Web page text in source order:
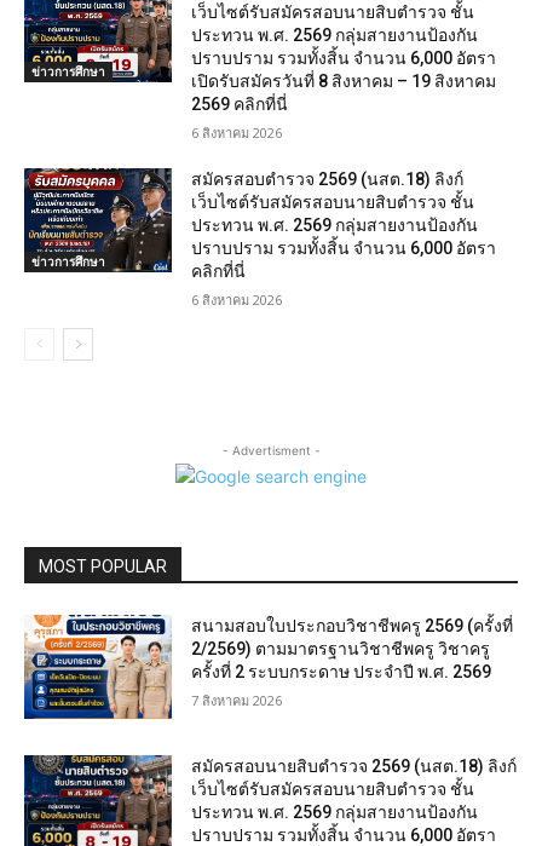
ข่าวการศึกษา
เว็บไซต์รับสมัครสอบนายสิบตำรวจ ชั้น
ประทวน พ.ศ. 2569 กลุ่มสายงานป้องกัน
ปราบปราม รวมทั้งสิ้น จำนวน 6,000 อัตรา
เปิดรับสมัครวันที่ 8 สิงหาคม – 19 สิงหาคม
2569 คลิกที่นี่
6 สิงหาคม 2026
ข่าวการศึกษา
สมัครสอบตํารวจ 2569 (นสต.18) ลิงก์
เว็บไซต์รับสมัครสอบนายสิบตำรวจ ชั้น
ประทวน พ.ศ. 2569 กลุ่มสายงานป้องกัน
ปราบปราม รวมทั้งสิ้น จำนวน 6,000 อัตรา
คลิกที่นี่
6 สิงหาคม 2026
- Advertisment -
MOST POPULAR
สนามสอบใบประกอบวิชาชีพครู 2569 (ครั้งที่
2/2569) ตามมาตรฐานวิชาชีพครู วิชาครู
ครั้งที่ 2 ระบบกระดาษ ประจำปี พ.ศ. 2569
7 สิงหาคม 2026
สมัครสอบนายสิบตำรวจ 2569 (นสต.18) ลิงก์
เว็บไซต์รับสมัครสอบนายสิบตำรวจ ชั้น
ประทวน พ.ศ. 2569 กลุ่มสายงานป้องกัน
ปราบปราม รวมทั้งสิ้น จำนวน 6,000 อัตรา